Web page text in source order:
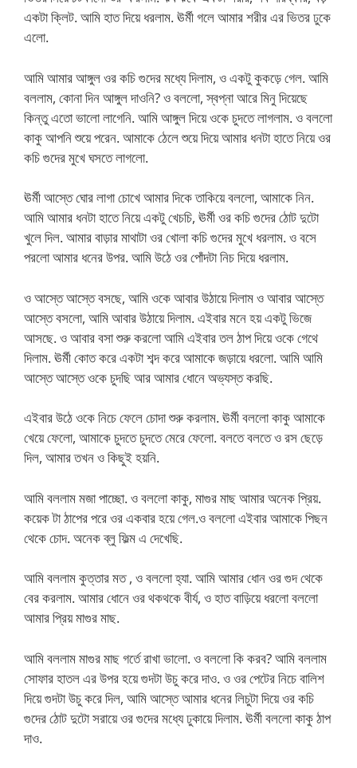
একটা ক্লিট. আমি হাত দিয়ে ধরলাম. ঊর্মী গলে আমার শরীর এর ভিতর ঢুকে
এলো.
আমি আমার আঙ্গুল ওর কচি গুদের মধ্যে দিলাম, ও একটু কুকড়ে গেল. আমি
বললাম, কোনা দিন আঙ্গুল দাওনি? ও বললো, স্বপ্না আরে মিনু দিয়েছে
কিন্তু এতো ভালো লাগেনি. আমি আঙ্গুল দিয়ে ওকে চুদতে লাগলাম. ও বললো
কাকু আপনি শুয়ে পরেন. আমাকে ঠেলে শুয়ে দিয়ে আমার ধনটা হাতে নিয়ে ওর
কচি গুদের মুখে ঘসতে লাগলো.
ঊর্মী আস্তে ঘোর লাগা চোখে আমার দিকে তাকিয়ে বললো, আমাকে নিন.
আমি আমার ধনটা হাতে নিয়ে একটু খেচচি, ঊর্মী ওর কচি গুদের ঠোট দুটো
খুলে দিল. আমার বাড়ার মাথাটা ওর খোলা কচি গুদের মুখে ধরলাম. ও বসে
পরলো আমার ধনের উপর. আমি উঠে ওর পোঁদটা নিচ দিয়ে ধরলাম.
ও আস্তে আস্তে বসছে, আমি ওকে আবার উঠায়ে দিলাম ও আবার আস্তে
আস্তে বসলো, আমি আবার উঠায়ে দিলাম. এইবার মনে হয় একটু ভিজে
আসছে. ও আবার বসা শুরু করলো আমি এইবার তল ঠাপ দিয়ে ওকে গেথে
দিলাম. ঊর্মী কোত করে একটা শব্দ করে আমাকে জড়ায়ে ধরলো. আমি আমি
আস্তে আস্তে ওকে চুদছি আর আমার ধোনে অভ্যস্ত করছি.
এইবার উঠে ওকে নিচে ফেলে চোদা শুরু করলাম. ঊর্মী বললো কাকু আমাকে
খেয়ে ফেলো, আমাকে চুদতে চুদতে মেরে ফেলো. বলতে বলতে ও রস ছেড়ে
দিল, আমার তখন ও কিছুই হয়নি.
আমি বললাম মজা পাচ্ছো. ও বললো কাকু, মাগুর মাছ আমার অনেক প্রিয়.
কয়েক টা ঠাপের পরে ওর একবার হয়ে গেল.ও বললো এইবার আমাকে পিছন
থেকে চোদ. অনেক ব্লু ফিল্ম এ দেখেছি.
আমি বললাম কুত্তার মত , ও বললো হ্যা. আমি আমার ধোন ওর গুদ থেকে
বের করলাম. আমার ধোনে ওর থকথকে বীর্য, ও হাত বাড়িয়ে ধরলো বললো
আমার প্রিয় মাগুর মাছ.
আমি বললাম মাগুর মাছ গর্তে রাখা ভালো. ও বললো কি করব? আমি বললাম
সোফার হাতল এর উপর হয়ে গুদটা উচু করে দাও. ও ওর পেটের নিচে বালিশ
দিয়ে গুদটা উচু করে দিল, আমি আস্তে আমার ধনের লিচুটা দিয়ে ওর কচি
গুদের ঠোট দুটো সরায়ে ওর গুদের মধ্যে ঢুকায়ে দিলাম. ঊর্মী বললো কাকু ঠাপ
দাও.